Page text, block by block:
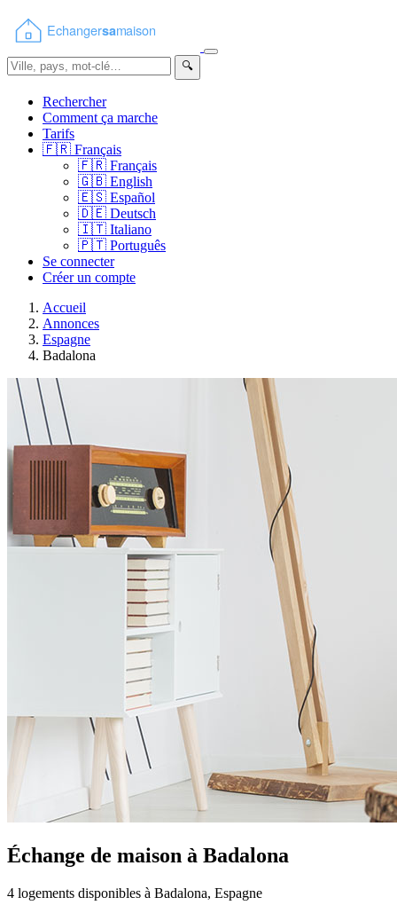
🔍
Rechercher
Comment ça marche
Tarifs
🇫🇷 Français
🇫🇷 Français
🇬🇧 English
🇪🇸 Español
🇩🇪 Deutsch
🇮🇹 Italiano
🇵🇹 Português
Se connecter
Créer un compte
Accueil
Annonces
Espagne
Badalona
Échange de maison à Badalona
4 logements disponibles à Badalona, Espagne